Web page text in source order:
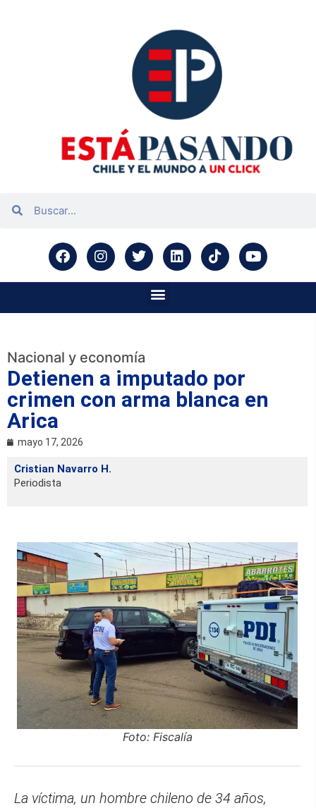
Nacional y economía
Detienen a imputado por
crimen con arma blanca en
Arica
mayo 17, 2026
Cristian Navarro H.
Periodista
Foto: Fiscalía
La víctima, un hombre chileno de 34 años,